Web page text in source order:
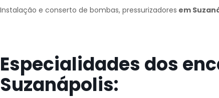
Instalação e conserto de bombas, pressurizadores em
Especialidades dos
Suzanápolis: